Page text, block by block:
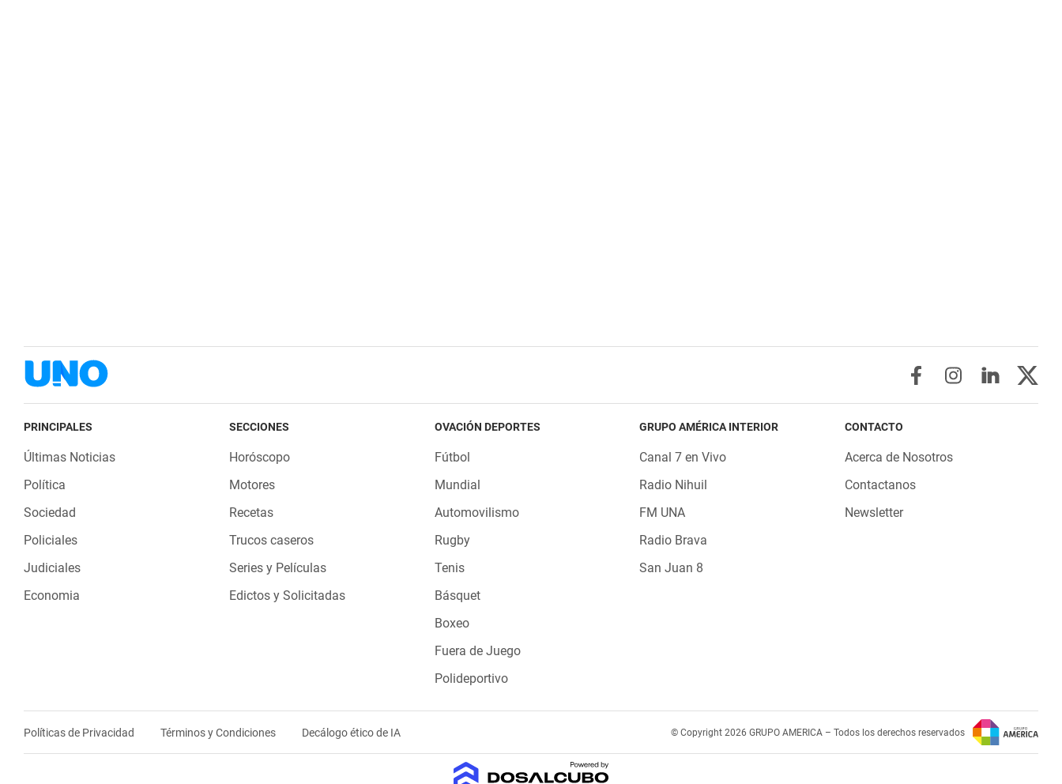
PRINCIPALES
Últimas Noticias
Política
Sociedad
Policiales
Judiciales
Economia
SECCIONES
Horóscopo
Motores
Recetas
Trucos caseros
Series y Películas
Edictos y Solicitadas
OVACIÓN DEPORTES
Fútbol
Mundial
Automovilismo
Rugby
Tenis
Básquet
Boxeo
Fuera de Juego
Polideportivo
GRUPO AMÉRICA INTERIOR
Canal 7 en Vivo
Radio Nihuil
FM UNA
Radio Brava
San Juan 8
CONTACTO
Acerca de Nosotros
Contactanos
Newsletter
Políticas de Privacidad Términos y Condiciones Decálogo ético de IA © Copyright 2026 GRUPO AMERICA – Todos los derechos reservados